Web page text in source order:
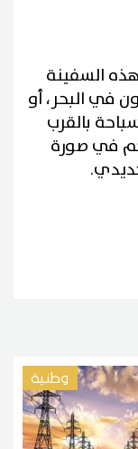
السفينة
في البحر، أو
بالقرب
في صورة
وطنية